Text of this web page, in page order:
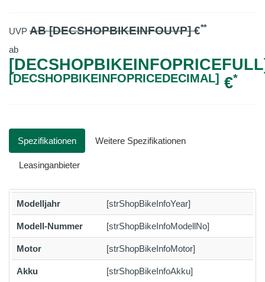
UVP AB [DECSHOPBIKEINFOUVP]€**
ab
[DECSHOPBIKEINFOPRICEDECIMAL] €*
Spezifikationen Weitere Spezifikationen
Leasinganbieter
Modelljahr [strShopBikeInfoYear]
Modell-Nummer [strShopBikeInfoModellNo]
Motor [strShopBikeInfoMotor]
Akku [strShopBikeInfoAkku]